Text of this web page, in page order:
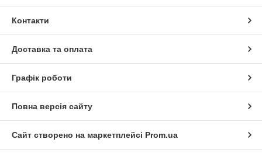
Контакти
Доставка та оплата
Графік роботи
Повна версія сайту
Сайт створено на маркетплейсі Prom.ua